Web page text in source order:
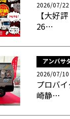
2026/07/22
【大好
26…
アンバサ
2026/07/10
プロバ
崎静…